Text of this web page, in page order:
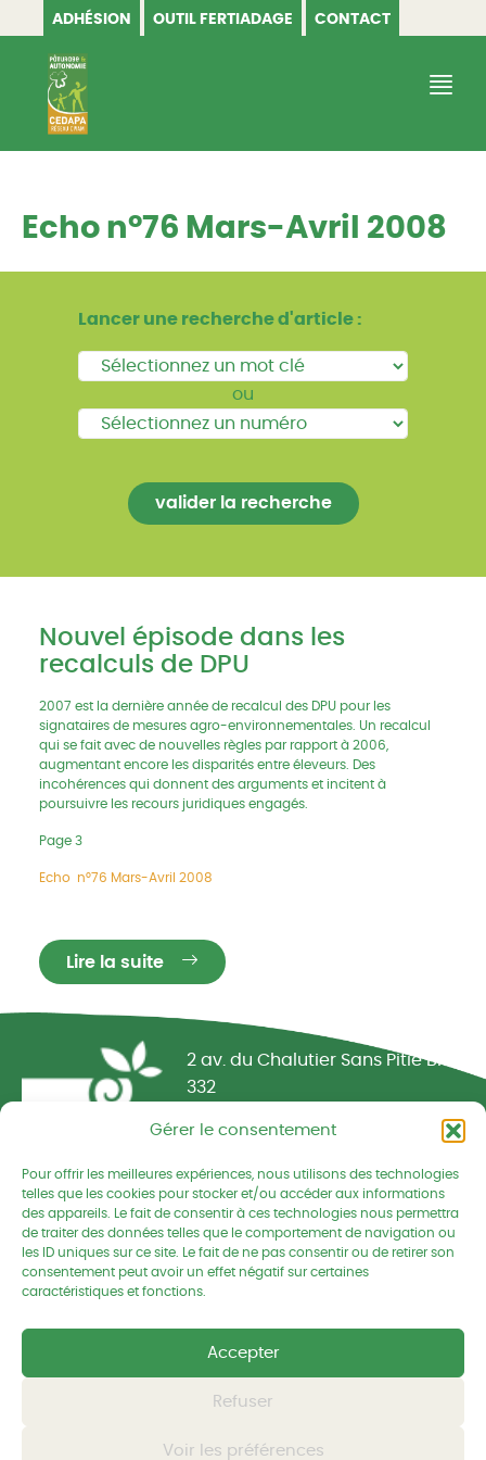
Gérer le consentement
Pour offrir les meilleures expériences, nous utilisons des technologies
telles que les cookies pour stocker et/ou accéder aux informations
des appareils. Le fait de consentir à ces technologies nous permettra
de traiter des données telles que le comportement de navigation ou
les ID uniques sur ce site. Le fait de ne pas consentir ou de retirer son
consentement peut avoir un effet négatif sur certaines
caractéristiques et fonctions.
Accepter
Refuser
Voir les préférences
ADHÉSION OUTIL FERTIADAGE CONTACT
CEDAPA
Echo n°76 Mars-Avril 2008
Lancer une recherche d'article :
ou
Nouvel épisode dans les
recalculs de DPU
2007 est la dernière année de recalcul des DPU pour les
signataires de mesures agro-environnementales. Un recalcul
qui se fait avec de nouvelles règles par rapport à 2006,
augmentant encore les disparités entre éleveurs. Des
incohérences qui donnent des arguments et incitent à
poursuivre les recours juridiques engagés.
Page 3
Echo n°76 Mars-Avril 2008
Lire la suite
Réseau CIVAM - Campagnes vivantes
2 av. du Chalutier Sans Pitié BP
332
cedapa@wanadoo.fr
Retrouvez-nous sur Facebook
Retrouvez-nous sur
Retrouvez-
Mentions légales
Politique de confidentialités
© CEDAPA 2026